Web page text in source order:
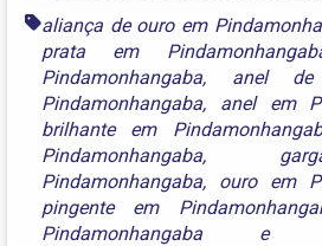
aliança de ouro em
prata em
Pindamonhangaba, anel de
Pindamonhangaba, anel em
brilhante em
Pindamonhangaba,
Pindamonhangaba, ouro em
pingente em
Pindamonhangaba e